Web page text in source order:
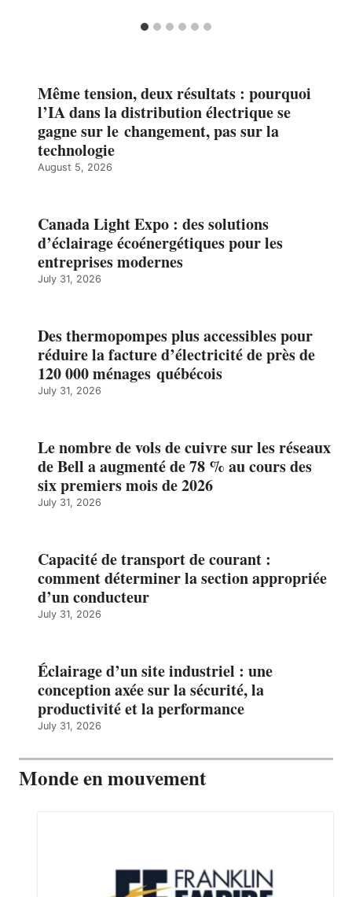
Même tension, deux résultats : pourquoi
l’IA dans la distribution électrique se
gagne sur le changement, pas sur la
technologie
August 5, 2026
Canada Light Expo : des solutions
d’éclairage écoénergétiques pour les
entreprises modernes
July 31, 2026
Des thermopompes plus accessibles pour
réduire la facture d’électricité de près de
120 000 ménages québécois
July 31, 2026
Le nombre de vols de cuivre sur les réseaux
de Bell a augmenté de 78 % au cours des
six premiers mois de 2026
July 31, 2026
Capacité de transport de courant :
comment déterminer la section appropriée
d’un conducteur
July 31, 2026
Éclairage d’un site industriel : une
conception axée sur la sécurité, la
productivité et la performance
July 31, 2026
Monde en mouvement